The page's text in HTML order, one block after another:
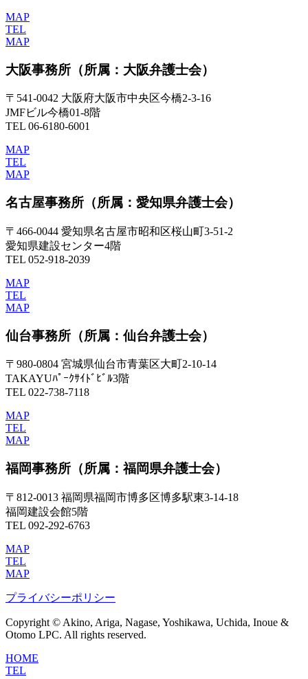
MAP
TEL
MAP
大阪事務所 （所属：大阪弁護士会）
〒541-0042 大阪府大阪市中央区今橋2-3-16
JMFビル今橋01-8階
TEL 06-6180-6001
MAP
TEL
MAP
名古屋事務所 （所属：愛知県弁護士会）
〒466-0044 愛知県名古屋市昭和区桜山町3-51-2
愛知県建設センター4階
TEL 052-918-2039
MAP
TEL
MAP
仙台事務所 （所属：仙台弁護士会）
〒980-0804 宮城県仙台市青葉区大町2-10-14
TAKAYUﾊﾟｰｸｻｲﾄﾞﾋﾞﾙ3階
TEL 022-738-7118
MAP
TEL
MAP
福岡事務所 （所属：福岡県弁護士会）
〒812-0013 福岡県福岡市博多区博多駅東3-14-18
福岡建設会館5階
TEL 092-292-6763
MAP
TEL
MAP
プライバシーポリシー
Copyright © Akino, Ariga, Nagase, Yoshikawa, Uchida, Inoue &
Otomo LPC. All rights reserved.
HOME
TEL